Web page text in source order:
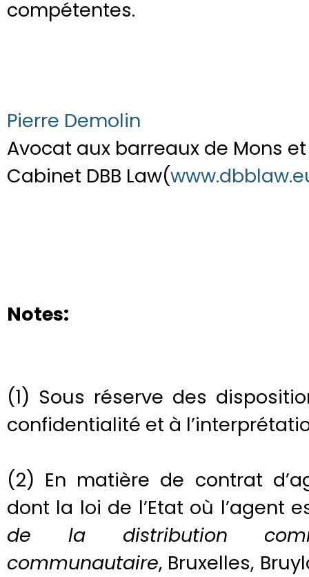
compétentes.
Pierre Demolin
Avocat aux barreaux de Mons
Cabinet DBB Law(
Notes:
(1) Sous réserve des
confidentialité et à
(2) En matière de contrat
dont la loi de l’Etat où l’agent
de la distribution
communautaire, Bruxelles,